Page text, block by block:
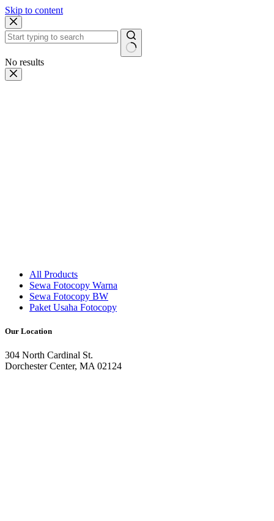
Skip to content
No results
All Products
Sewa Fotocopy Warna
Sewa Fotocopy BW
Paket Usaha Fotocopy
Our Location
304 North Cardinal St.
Dorchester Center, MA 02124